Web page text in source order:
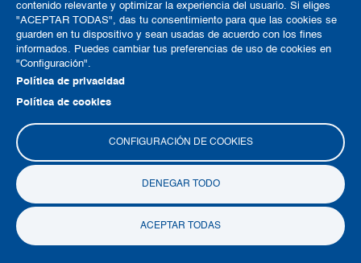
Contactar al Titular con el fin de evaluar la calidad
y/o satisfacción de los servicios de salud recibidos.
Asesorar y/o apoyar la necesidad de servicios
sean prestados por ésta, pero sean requeridos por
los pacientes, familiares y/o acompañantes.
contenido relevante y optimizar la experiencia del usuario. Si eliges
"ACEPTAR TODAS", das tu consentimiento para que las cookies se
guarden en tu dispositivo y sean usadas de acuerdo con los fines
informados. Puedes cambiar tus preferencias de uso de cookies en
"Configuración".
Política de privacidad
Política de cookies
CONFIGURACIÓN DE COOKIES
DENEGAR TODO
ACEPTAR TODAS